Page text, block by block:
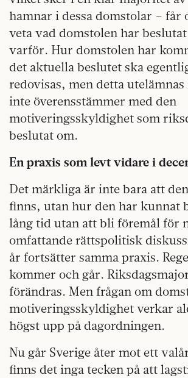
hamnar i dessa domstolar – får
veta vad domstolen har
varför. Hur domstolen har
det aktuella beslutet ska
redovisas, men detta
inte överensstämmer med den
motiveringsskyldighet som
beslutat om.
En praxis som levt vidare i
Det märkliga är inte bara att
finns, utan hur den har kunnat
lång tid utan att bli föremål för
omfattande rättspolitisk
år fortsätter samma praxis.
kommer och går.
förändras. Men frågan om
motiveringsskyldighet verkar
högst upp på dagordningen.
Nu går Sverige åter mot ett
finns det inga tecken på att